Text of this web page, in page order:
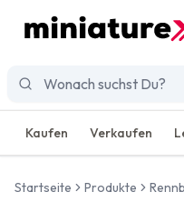
Kaufen Verkaufen
Startseite Produkte